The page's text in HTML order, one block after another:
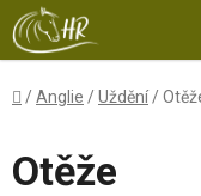
Přejít
na
obsah
Domů
/Anglie /Uždění /
Otěže